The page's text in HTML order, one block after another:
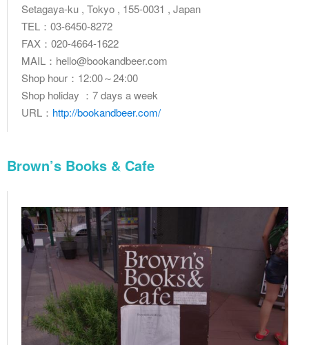
Setagaya-ku , Tokyo , 155-0031 , Japan
TEL：03-6450-8272
FAX：020-4664-1622
MAIL：hello@bookandbeer.com
Shop hour：12:00～24:00
Shop holiday ：7 days a week
URL： http://bookandbeer.com/
Brown’s Books & Cafe